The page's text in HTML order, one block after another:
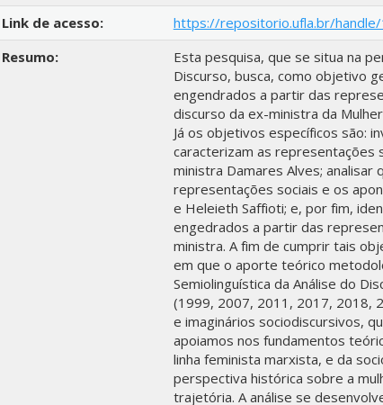
Link de acesso:
https://repositorio.ufla.br/
Resumo:
Esta pesquisa, que se situa na
Discurso, busca, como objetivo
engendrados a partir das
discurso da ex-ministra da
Já os objetivos específicos são:
caracterizam as representações
ministra Damares Alves;
representações sociais e os
e Heleieth Saffioti; e, por fim,
engedrados a partir das
ministra. A fim de cumprir tais
em que o aporte teórico
Semiolinguística da Análise do
(1999, 2007, 2011, 2017, 2018,
e imaginários sociodiscursivos,
apoiamos nos fundamentos
linha feminista marxista, e da
perspectiva histórica sobre a
trajetória. A análise se